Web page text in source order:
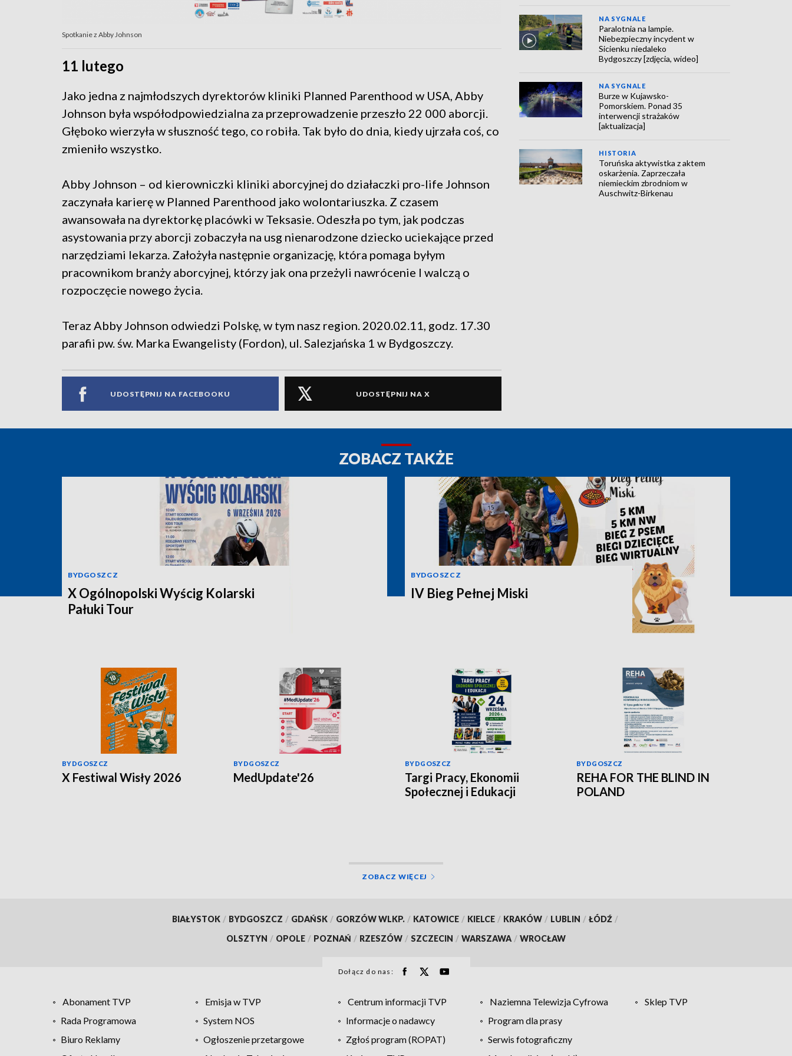
Spotkanie z Abby Johnson
11 lutego
Jako jedna z najmłodszych dyrektorów kliniki Planned Parenthood w USA, Abby
Johnson była współodpowiedzialna za przeprowadzenie przeszło 22 000 aborcji.
Głęboko wierzyła w słuszność tego, co robiła. Tak było do dnia, kiedy ujrzała coś, co
zmieniło wszystko.
Abby Johnson – od kierowniczki kliniki aborcyjnej do działaczki pro-life Johnson
zaczynała karierę w Planned Parenthood jako wolontariuszka. Z czasem
awansowała na dyrektorkę placówki w Teksasie. Odeszła po tym, jak podczas
asystowania przy aborcji zobaczyła na usg nienarodzone dziecko uciekające przed
narzędziami lekarza. Założyła następnie organizację, która pomaga byłym
pracownikom branży aborcyjnej, którzy jak ona przeżyli nawrócenie I walczą o
rozpoczęcie nowego życia.
Teraz Abby Johnson odwiedzi Polskę, w tym nasz region. 2020.02.11, godz. 17.30
parafii pw. św. Marka Ewangelisty (Fordon), ul. Salezjańska 1 w Bydgoszczy.
UDOSTĘPNIJ NA FACEBOOKU UDOSTĘPNIJ NA X
NA SYGNALE
Paralotnia na lampie.
Niebezpieczny incydent w
Sicienku niedaleko
Bydgoszczy [zdjęcia, wideo]
NA SYGNALE
Burze w Kujawsko-
Pomorskiem. Ponad 35
interwencji strażaków
[aktualizacja]
HISTORIA
Toruńska aktywistka z aktem
oskarżenia. Zaprzeczała
niemieckim zbrodniom w
Auschwitz-Birkenau
ZOBACZ TAKŻE
BYDGOSZCZ
X Ogólnopolski Wyścig Kolarski
Pałuki Tour
BYDGOSZCZ
IV Bieg Pełnej Miski
BYDGOSZCZ
X Festiwal Wisły 2026
BYDGOSZCZ
MedUpdate'26
BYDGOSZCZ
Targi Pracy, Ekonomii
Społecznej i Edukacji
BYDGOSZCZ
REHA FOR THE BLIND IN
POLAND
ZOBACZ WIĘCEJ
BIAŁYSTOK / BYDGOSZCZ / GDAŃSK / GORZÓW WLKP. / KATOWICE / KIELCE / KRAKÓW / LUBLIN / ŁÓDŹ /
OLSZTYN / OPOLE / POZNAŃ / RZESZÓW / SZCZECIN / WARSZAWA / WROCŁAW
Dołącz do nas:
Abonament TVP Emisja w TVP Centrum informacji TVP Naziemna Telewizja Cyfrowa
Sklep TVP
Rada Programowa
System NOS Informacje o nadawcy
Program dla prasy
Biuro Reklamy
Ogłoszenie przetargowe Zgłoś program (ROPAT)
Serwis fotograficzny